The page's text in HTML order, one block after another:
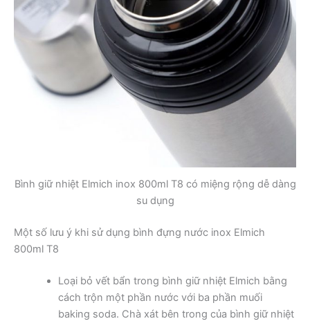
Bình giữ nhiệt Elmich inox 800ml T8 có miệng rộng dễ dàng
su dụng
Một số lưu ý khi sử dụng bình đựng nước inox Elmich
800ml T8
Loại bỏ vết bẩn trong bình giữ nhiệt Elmich bằng
cách trộn một phần nước với ba phần muối
baking soda. Chà xát bên trong của bình giữ nhiệt